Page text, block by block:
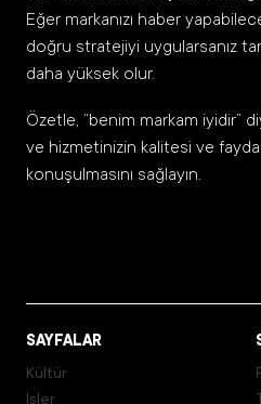
Eğer markanızı haber
doğru stratejiyi uygularsanız
daha yüksek olur.
Özetle, “benim markam iyidir”
ve hizmetinizin kalitesi ve
konuşulmasını sağlayın.
SAYFALAR
Kültür
İşler